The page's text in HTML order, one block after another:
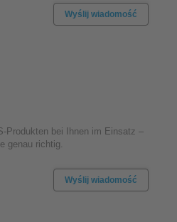
Wyślij wiadomość
Produkten bei Ihnen im Einsatz –
genau richtig.
Wyślij wiadomość